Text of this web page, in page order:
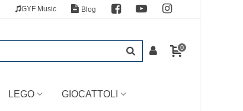
GYF Music Blog
0
LEGO
GIOCATTOLI